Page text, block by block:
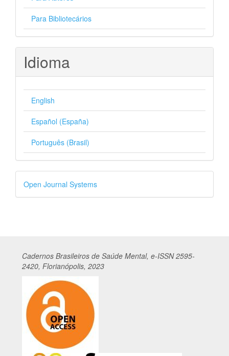
Para Bibliotecários
Idioma
English
Español (España)
Português (Brasil)
Desenvolvido
por
Open Journal Systems
Cadernos Brasileiros de Saúde Mental, e-ISSN 2595-
2420, Florianópolis, 2023